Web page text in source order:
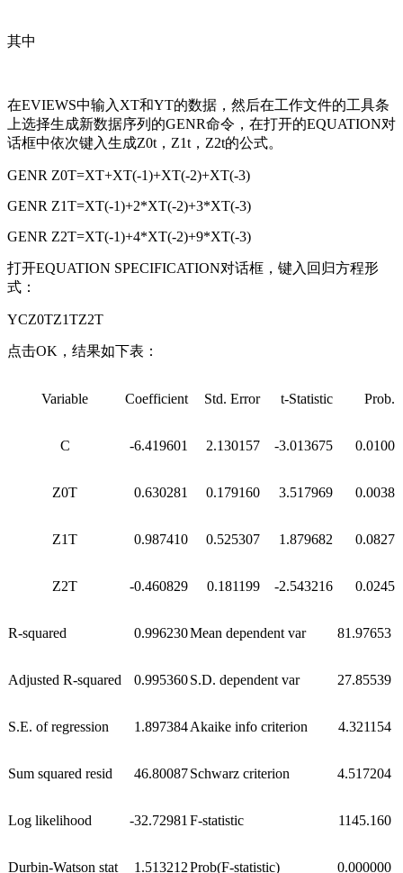
其中
在EVIEWS中输入XT和YT的数据，然后在工作文件的工具条
上选择生成新数据序列的GENR命令，在打开的EQUATION对
话框中依次键入生成Z0t，Z1t，Z2t的公式。
GENR Z0T=XT+XT(-1)+XT(-2)+XT(-3)
GENR Z1T=XT(-1)+2*XT(-2)+3*XT(-3)
GENR Z2T=XT(-1)+4*XT(-2)+9*XT(-3)
打开EQUATION SPECIFICATION对话框，键入回归方程形
式：
YCZ0TZ1TZ2T
点击OK，结果如下表：
Variable Coefficient Std. Error t-Statistic Prob.
C -6.419601 2.130157 -3.013675 0.0100
Z0T 0.630281 0.179160 3.517969 0.0038
Z1T 0.987410 0.525307 1.879682 0.0827
Z2T -0.460829 0.181199 -2.543216 0.0245
R-squared 0.996230Mean dependent var 81.97653
Adjusted R-squared 0.995360S.D. dependent var 27.85539
S.E. of regression 1.897384Akaike info criterion 4.321154
Sum squared resid 46.80087Schwarz criterion 4.517204
Log likelihood -32.72981 F-statistic 1145.160
Durbin-Watson stat 1.513212Prob(F-statistic) 0.000000